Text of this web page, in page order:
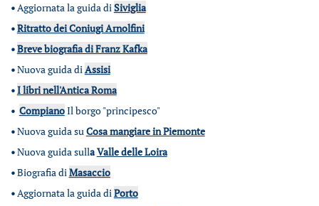
•Aggiornata la guida diSiviglia
•Ritratto dei Coniugi Arnolfini
•Breve biografia di Franz Kafka
•Nuova guida diAssisi
•I libri nell'Antica Roma
• CompianoIl borgo "principesco"
•Nuova guida suCosa mangiare in Piemonte
•Nuova guida sullaValle delle Loira
•Biografia diMasaccio
•Aggiornata la guida diPorto